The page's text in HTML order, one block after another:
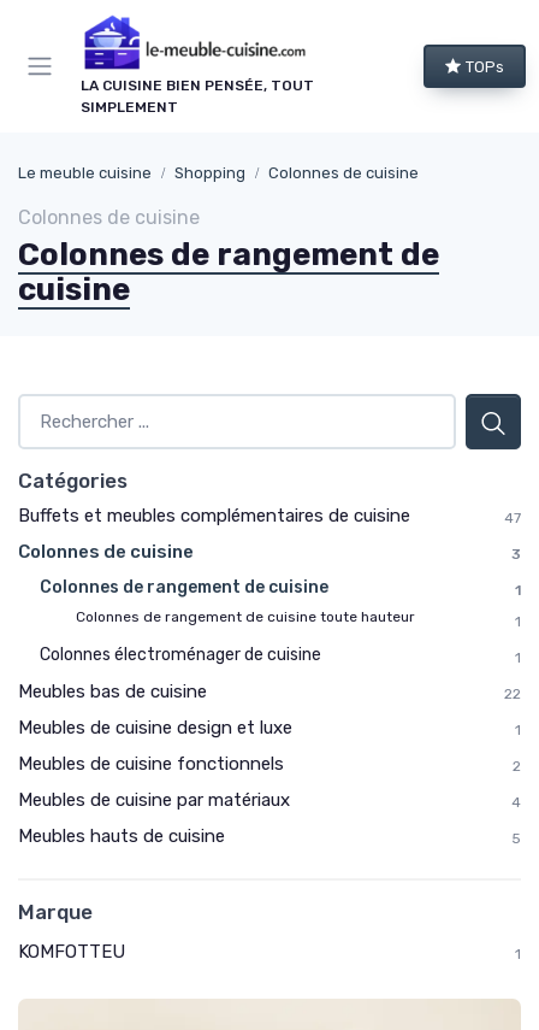
LA CUISINE BIEN PENSÉE, TOUT
SIMPLEMENT
TOPs
Le meuble cuisine Shopping Colonnes de cuisine
Colonnes de cuisine
Colonnes de rangement de
cuisine
Catégories
Buffets et meubles complémentaires de cuisine 47
Colonnes de cuisine 3
Colonnes de rangement de cuisine
1
Colonnes de rangement de cuisine toute hauteur
1
Colonnes électroménager de cuisine 1
Meubles bas de cuisine 22
Meubles de cuisine design et luxe 1
Meubles de cuisine fonctionnels 2
Meubles de cuisine par matériaux 4
Meubles hauts de cuisine 5
Marque
KOMFOTTEU 1
Panneau de gestion des cookies